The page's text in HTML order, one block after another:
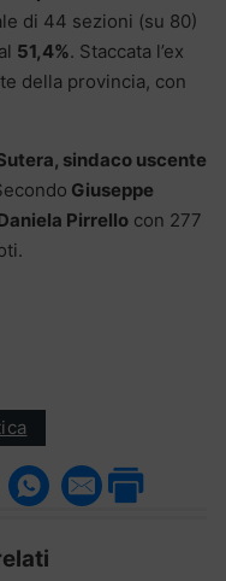
di 44 sezioni (su 80)
51,4%. Staccata l’ex
della provincia, con
sindaco uscente
Giuseppe
Pirrello con 277